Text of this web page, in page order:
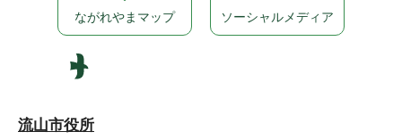
流山市役所
ながれやまマップ ソーシャルメディア